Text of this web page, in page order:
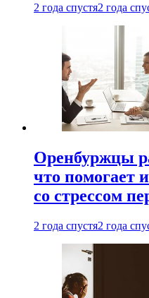
2 года спустя2 года
Оренбуржцы
что помогает
со стрессом
2 года спустя2 года